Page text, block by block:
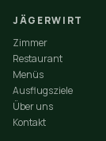
JÄGERWIRT
Zimmer
Restaurant
Menüs
Ausflugsziele
Über uns
Kontakt